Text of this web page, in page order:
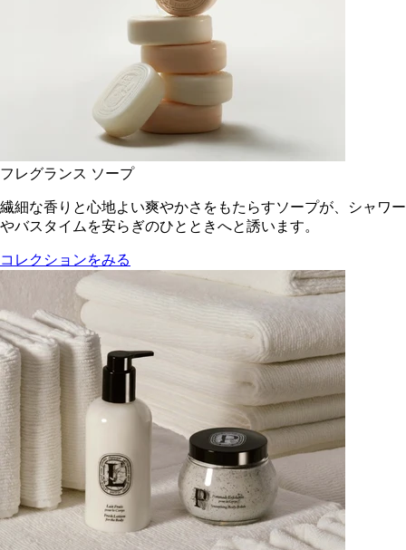
フレグランス ソープ
繊細な香りと心地よい爽やかさをもたらすソープが、シャワー
やバスタイムを安らぎのひとときへと誘います。
コレクションをみる